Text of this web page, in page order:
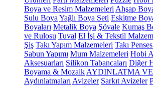
Boya ve Resim Malzemeleri Ahşap
Sulu Boya Yağlı Boya Seti Eskitme
Boyaları Metalik Boya Şövale Kumaş
ve Rulosu Tuval El İşi & Tekstil
Şiş Takı Yapım Malzemeleri Takı
Sabun Yapımı Mum Malzemeleri Hobi
Aksesuarları Silikon Tabancaları Diğer
Boyama & Mozaik AYDINLATMA
Aydınlatmaları Avizeler Sarkıt Avizeler